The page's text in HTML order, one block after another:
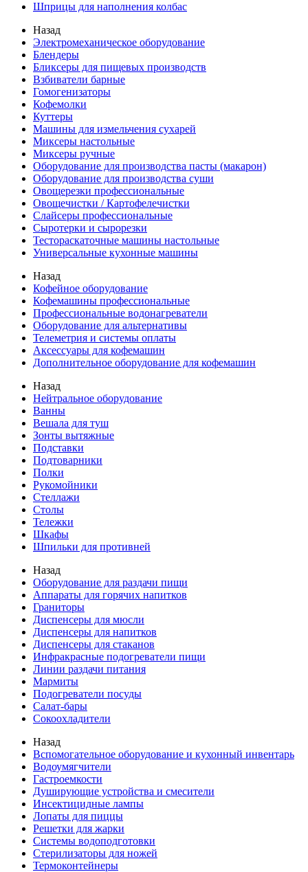
Шприцы для наполнения колбас
Назад
Электромеханическое оборудование
Блендеры
Бликсеры для пищевых производств
Взбиватели барные
Гомогенизаторы
Кофемолки
Куттеры
Машины для измельчения сухарей
Миксеры настольные
Миксеры ручные
Оборудование для производства пасты (макарон)
Оборудование для производства суши
Овощерезки профессиональные
Овощечистки / Картофелечистки
Слайсеры профессиональные
Сыротерки и сырорезки
Тестораскаточные машины настольные
Универсальные кухонные машины
Назад
Кофейное оборудование
Кофемашины профессиональные
Профессиональные водонагреватели
Оборудование для альтернативы
Телеметрия и системы оплаты
Аксессуары для кофемашин
Дополнительное оборудование для кофемашин
Назад
Нейтральное оборудование
Ванны
Вешала для туш
Зонты вытяжные
Подставки
Подтоварники
Полки
Рукомойники
Стеллажи
Столы
Тележки
Шкафы
Шпильки для противней
Назад
Оборудование для раздачи пищи
Аппараты для горячих напитков
Граниторы
Диспенсеры для мюсли
Диспенсеры для напитков
Диспенсеры для стаканов
Инфракрасные подогреватели пищи
Линии раздачи питания
Мармиты
Подогреватели посуды
Салат-бары
Сокоохладители
Назад
Вспомогательное оборудование и кухонный инвентарь
Водоумягчители
Гастроемкости
Душирующие устройства и смесители
Инсектицидные лампы
Лопаты для пиццы
Решетки для жарки
Системы водоподготовки
Стерилизаторы для ножей
Термоконтейнеры